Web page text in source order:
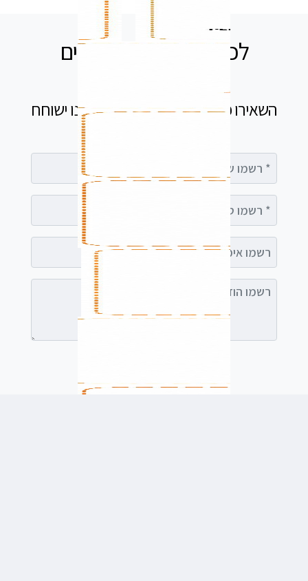
לכל שאלה אנחנו זמינים
השאירו פרטים בטופס ומיד נציג שלנו ישוחח
רשמו אימייל (אופציונלי)
רשמו הודעה (אופציונלי)